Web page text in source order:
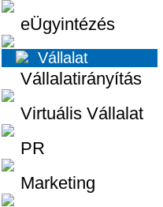
eÜgyintézés
Vállalat
Vállalatirányítás
Virtuális Vállalat
PR
Marketing